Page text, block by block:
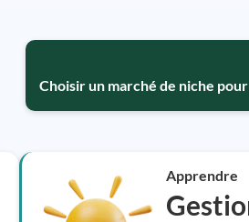
Choisir un marché de niche
Apprendre